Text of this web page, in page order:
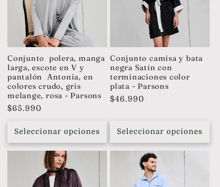
Conjunto polera, manga
larga, escote en V y
pantalón Antonia, en
colores crudo, gris
melange, rosa - Parsons
Precio
$65.990
Seleccionar opciones
Conjunto camisa y bata
negra Satín con
terminaciones color
plata - Parsons
Precio
$46.990
Seleccionar opciones